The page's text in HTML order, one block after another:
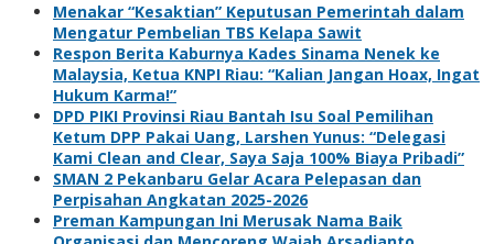
Menakar “Kesaktian” Keputusan Pemerintah dalam
Mengatur Pembelian TBS Kelapa Sawit
Respon Berita Kaburnya Kades Sinama Nenek ke
Malaysia, Ketua KNPI Riau: “Kalian Jangan Hoax, Ingat
Hukum Karma!”
DPD PIKI Provinsi Riau Bantah Isu Soal Pemilihan
Ketum DPP Pakai Uang, Larshen Yunus: “Delegasi
Kami Clean and Clear, Saya Saja 100% Biaya Pribadi”
SMAN 2 Pekanbaru Gelar Acara Pelepasan dan
Perpisahan Angkatan 2025-2026
Preman Kampungan Ini Merusak Nama Baik